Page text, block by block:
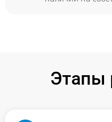
Этапы